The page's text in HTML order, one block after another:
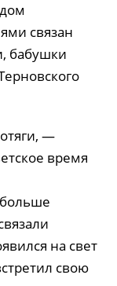
связан
бабушки
—
время
на свет
свою